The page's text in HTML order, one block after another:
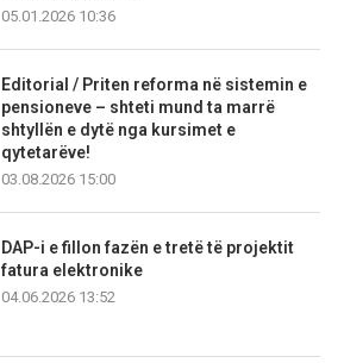
05.01.2026 10:36
Editorial / Priten reforma në sistemin e
pensioneve – shteti mund ta marrë
shtyllën e dytë nga kursimet e
qytetarëve!
03.08.2026 15:00
DAP-i e fillon fazën e tretë të projektit
fatura elektronike
04.06.2026 13:52